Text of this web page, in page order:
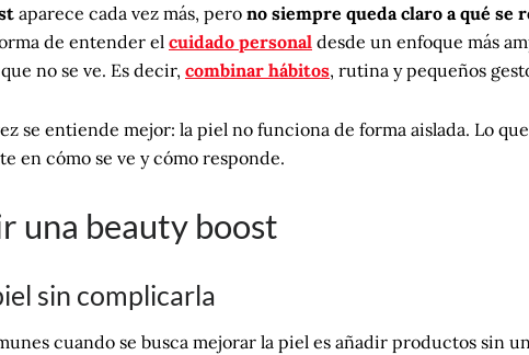
aparece cada vez más, pero no siempre queda claro a qué se
de entender el cuidado personal desde un enfoque más
no se ve. Es decir, combinar hábitos, rutina y pequeños
se entiende mejor: la piel no funciona de forma aislada. Lo que
en cómo se ve y cómo responde.
una beauty boost
sin complicarla
cuando se busca mejorar la piel es añadir productos sin